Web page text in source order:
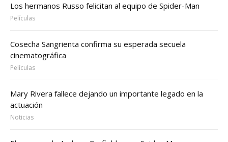
Los hermanos Russo felicitan al equipo de Spider-Man
Películas
Cosecha Sangrienta confirma su esperada secuela
cinematográfica
Películas
Mary Rivera fallece dejando un importante legado en la
actuación
Noticias